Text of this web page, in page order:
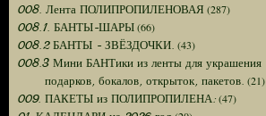
008. Лента ПОЛИПРОПИЛЕНОВАЯ (287)
008.1. БАНТЫ-ШАРЫ(66)
008.2 БАНТЫ - ЗВЁЗДОЧКИ. (43)
008.3 Мини БАНТики из ленты для украшения
подарков, бокалов, открыток, пакетов. (21)
009. ПАКЕТЫ из ПОЛИПРОПИЛЕНА:(47)